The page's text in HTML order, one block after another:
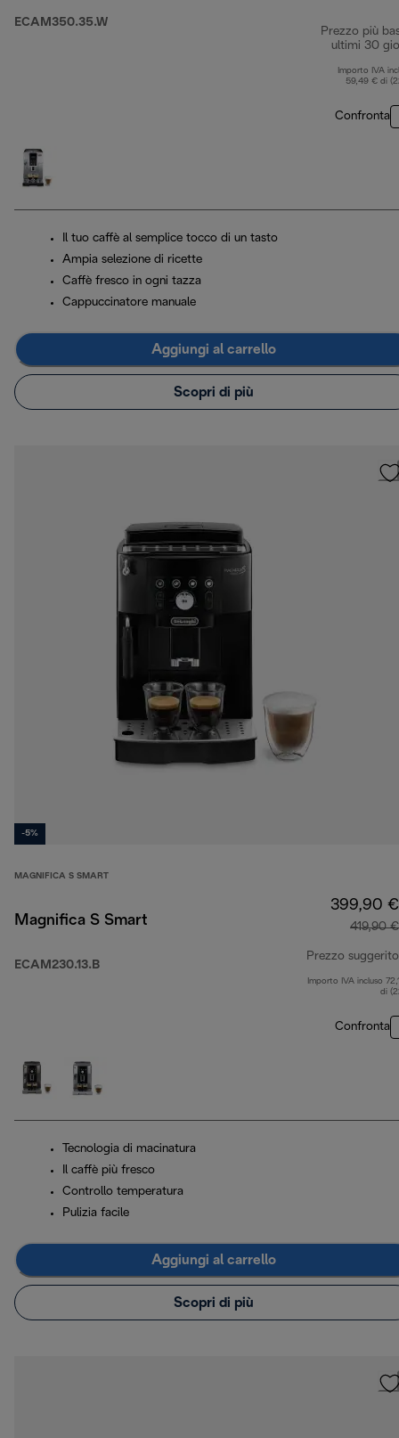
ECAM350.35.W
Prezzo più
ultimi 30
Importo IVA
59,49 € di
Confronta
Il tuo caffè al semplice tocco di un tasto
Ampia selezione di ricette
Caffè fresco in ogni tazza
Cappuccinatore manuale
Aggiungi al carrello
Scopri di più
-5%
MAGNIFICA S SMART
Magnifica S Smart
ECAM230.13.B
399,90 €
419,90 €
Prezzo suggerito
Importo IVA incluso
di
Confronta
Tecnologia di macinatura
Il caffè più fresco
Controllo temperatura
Pulizia facile
Aggiungi al carrello
Scopri di più